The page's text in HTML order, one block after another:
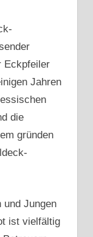
Eckpfeiler
Jahren
die
gründen
und Jungen
ist vielfältig